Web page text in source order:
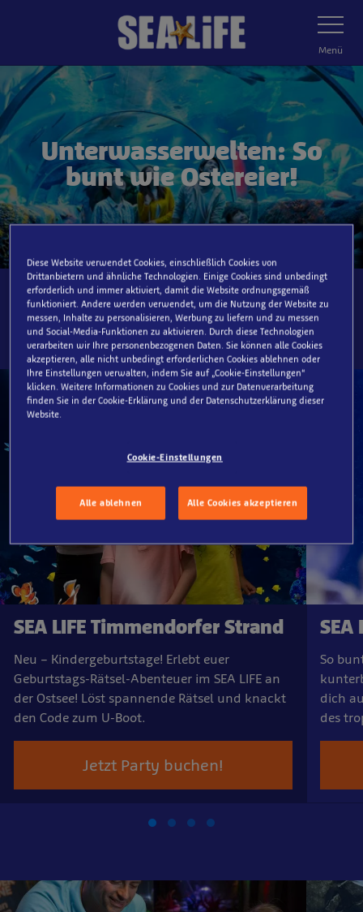
Navigation
Menü
Unterwasserwelten: So
bunt wie Ostereier!
Welches SEA LIFE möchtest du
besuchen?
SEA LIFE Timmendorfer Strand
Neu – Kindergeburtstage! Erlebt euer
Geburtstags-Rätsel-Abenteuer im SEA LIFE an
der Ostsee! Löst spannende Rätsel und knackt
den Code zum U-Boot.
Jetzt Party buchen!
SEA
So
dich
des
Diese Website verwendet Cookies, einschließlich Cookies von
Drittanbietern und ähnliche Technologien. Einige Cookies sind unbedingt
erforderlich und immer aktiviert, damit die Website ordnungsgemäß
funktioniert. Andere werden verwendet, um die Nutzung der Website zu
messen, Inhalte zu personalisieren, Werbung zu liefern und zu messen
und Social-Media-Funktionen zu aktivieren. Durch diese Technologien
verarbeiten wir Ihre personenbezogenen Daten. Sie können alle Cookies
akzeptieren, alle nicht unbedingt erforderlichen Cookies ablehnen oder
Ihre Einstellungen verwalten, indem Sie auf „Cookie-Einstellungen“
klicken. Weitere Informationen zu Cookies und zur Datenverarbeitung
finden Sie in der Cookie-Erklärung und der Datenschutzerklärung dieser
Website.
Cookie-Einstellungen
Alle ablehnen Alle Cookies akzeptieren